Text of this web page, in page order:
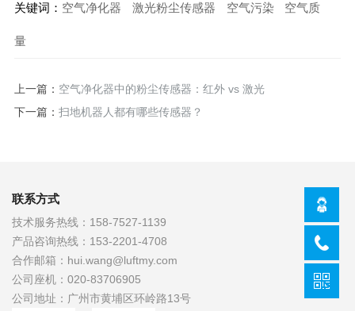
关键词： 空气净化器 激光粉尘传感器 空气污染 空气质
量
上一篇： 空气净化器中的粉尘传感器：红外 vs 激光
下一篇： 扫地机器人都有哪些传感器？
联系方式
技术服务热线： 158-7527-1139
产品咨询热线： 153-2201-4708
合作邮箱： hui.wang@luftmy.com
公司座机： 020-83706905
公司地址： 广州市黄埔区环岭路13号